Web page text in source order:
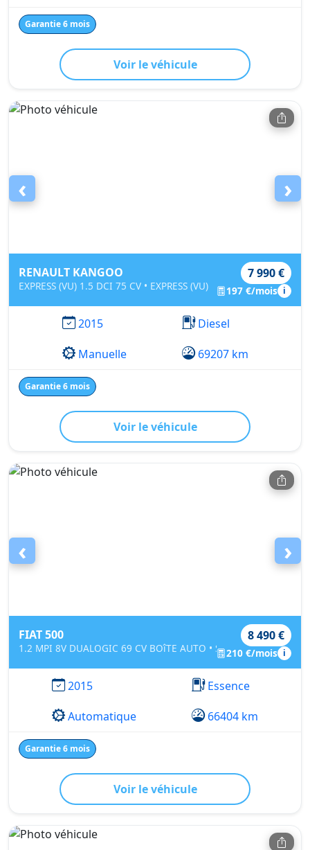
Garantie 6 mois
Voir le véhicule
‹ ›
RENAULT KANGOO
EXPRESS (VU) 1.5 DCI 75 CV • EXPRESS (VU)
7 990 €
197 €/mois i
2015
Diesel
Manuelle
69207 km
Garantie 6 mois
Voir le véhicule
‹ ›
FIAT 500
1.2 MPI 8V DUALOGIC 69 CV BOîTE AUTO • SCHUMASHER
8 490 €
210 €/mois i
2015
Essence
Automatique
66404 km
Garantie 6 mois
Voir le véhicule